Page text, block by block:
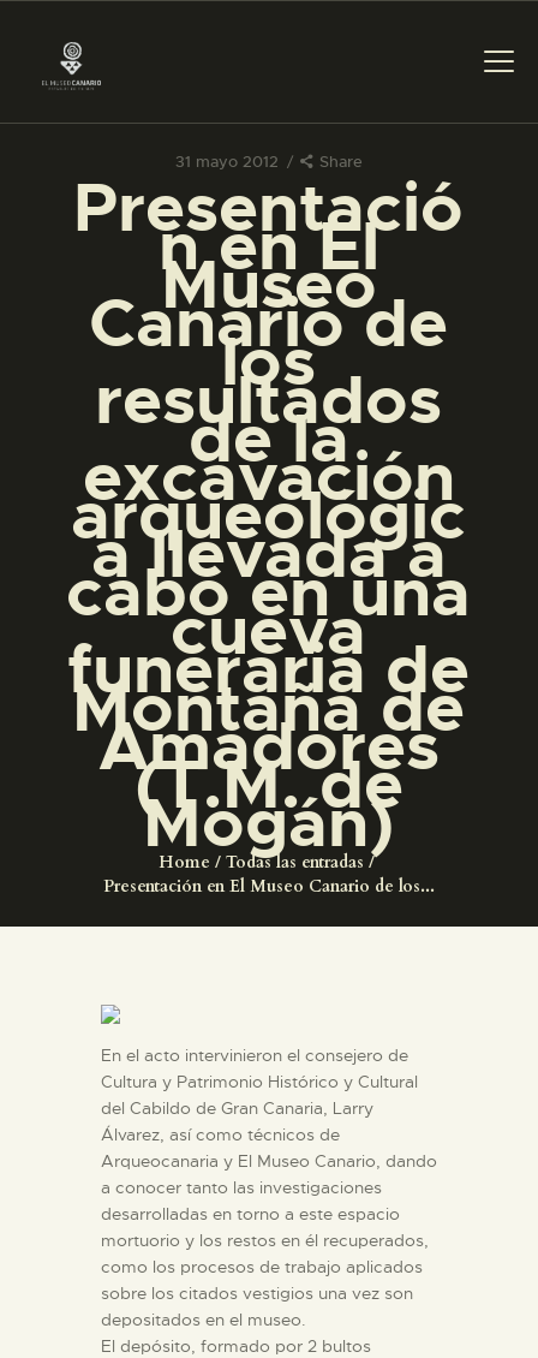
31 mayo 2012 Share
Presentació
n en El
Museo
Canario de
los
resultados
de la
excavación
arqueológic
a llevada a
cabo en una
cueva
funeraria de
Montaña de
Amadores
(T.M. de
Mogán)
Home
Todas las entradas
Presentación en El Museo Canario de los...
PREPARAR LA VISITA
ACTIVIDADES
█
EL MUSEO
COLECCIONES
DIDÁCTICA
ESPAÑOL
PREPARAR LA VISITA
ACTIVIDADES
EL MUSEO
DIDÁCTICA
ESPAÑOL
En el acto intervinieron el consejero de
Cultura y Patrimonio Histórico y Cultural
del Cabildo de Gran Canaria, Larry
Álvarez, así como técnicos de
Arqueocanaria y El Museo Canario, dando
a conocer tanto las investigaciones
desarrolladas en torno a este espacio
mortuorio y los restos en él recuperados,
como los procesos de trabajo aplicados
sobre los citados vestigios una vez son
depositados en el museo.
El depósito, formado por 2 bultos